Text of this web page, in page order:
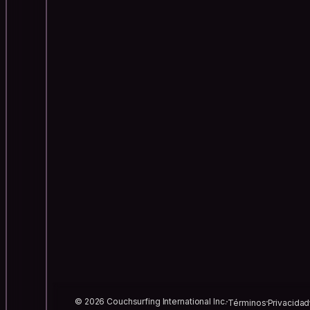
© 2026 Couchsurfing International Inc.TérminosPrivacidad